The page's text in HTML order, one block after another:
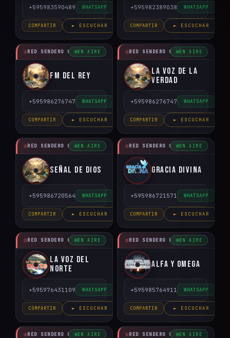
+595983590489 WHATSAPP
COMPARTIR ► ESCUCHAR
+595982389038 WHATSAPP
COMPARTIR ► ESCUCHAR
RED SENDERO CRISTIANO
EN AIRE
FM del Rey
+595986276747 WHATSAPP
COMPARTIR ► ESCUCHAR
RED SENDERO CRISTIANO
EN AIRE
La Voz de la
Verdad
+595986276747 WHATSAPP
COMPARTIR ► ESCUCHAR
RED SENDERO CRISTIANO
EN AIRE
Señal de Dios
+595986720564 WHATSAPP
COMPARTIR ► ESCUCHAR
RED SENDERO CRISTIANO
EN AIRE
Gracia Divina
+595986721571 WHATSAPP
COMPARTIR ► ESCUCHAR
RED SENDERO CRISTIANO
EN AIRE
La Voz del
Norte
+595976431109 WHATSAPP
COMPARTIR ► ESCUCHAR
RED SENDERO CRISTIANO
EN AIRE
Alfa y Omega
+595985764911 WHATSAPP
COMPARTIR ► ESCUCHAR
RED SENDERO CRISTIANO
EN AIRE RED SENDERO CRISTIANO
EN AIRE